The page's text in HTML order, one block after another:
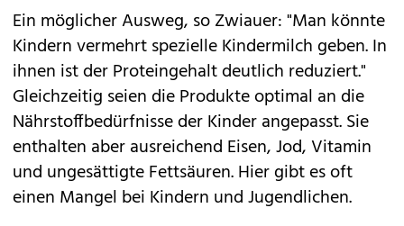
Ein möglicher Ausweg, so Zwiauer: "Man könnte
Kindern vermehrt spezielle Kindermilch geben. In
ihnen ist der Proteingehalt deutlich reduziert."
Gleichzeitig seien die Produkte optimal an die
Nährstoffbedürfnisse der Kinder angepasst. Sie
enthalten aber ausreichend Eisen, Jod, Vitamin
und ungesättigte Fettsäuren. Hier gibt es oft
einen Mangel bei Kindern und Jugendlichen.